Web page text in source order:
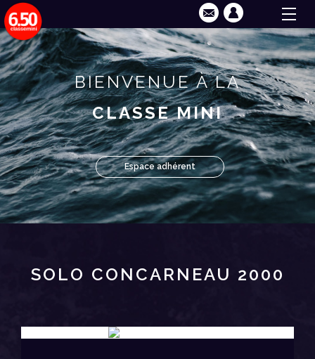
BIENVENUE À LA
CLASSE MINI
Espace adhérent
SOLO CONCARNEAU 2000